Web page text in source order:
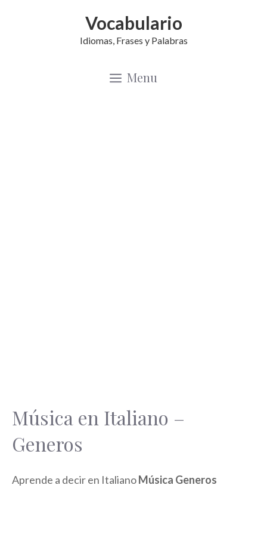
Vocabulario
Idiomas, Frases y Palabras
Menu
Música en Italiano –
Generos
Aprende a decir en ItalianoMúsica Generos